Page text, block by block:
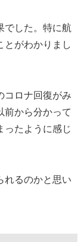
でした。特に航
とがわかりまし
コロナ回復がみ
前から分かって
ったように感じ
れるのかと思い